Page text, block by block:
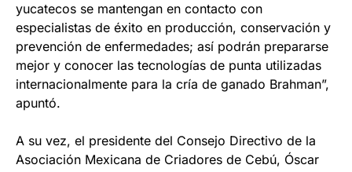
yucatecos se mantengan en contacto con
especialistas de éxito en producción, conservación y
prevención de enfermedades; así podrán prepararse
mejor y conocer las tecnologías de punta utilizadas
internacionalmente para la cría de ganado Brahman”,
apuntó.
A su vez, el presidente del Consejo Directivo de la
Asociación Mexicana de Criadores de Cebú, Óscar